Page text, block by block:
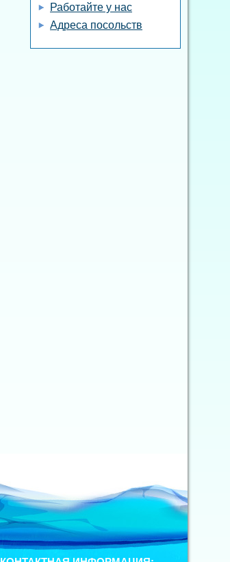
Работайте у нас
Адреса посольств